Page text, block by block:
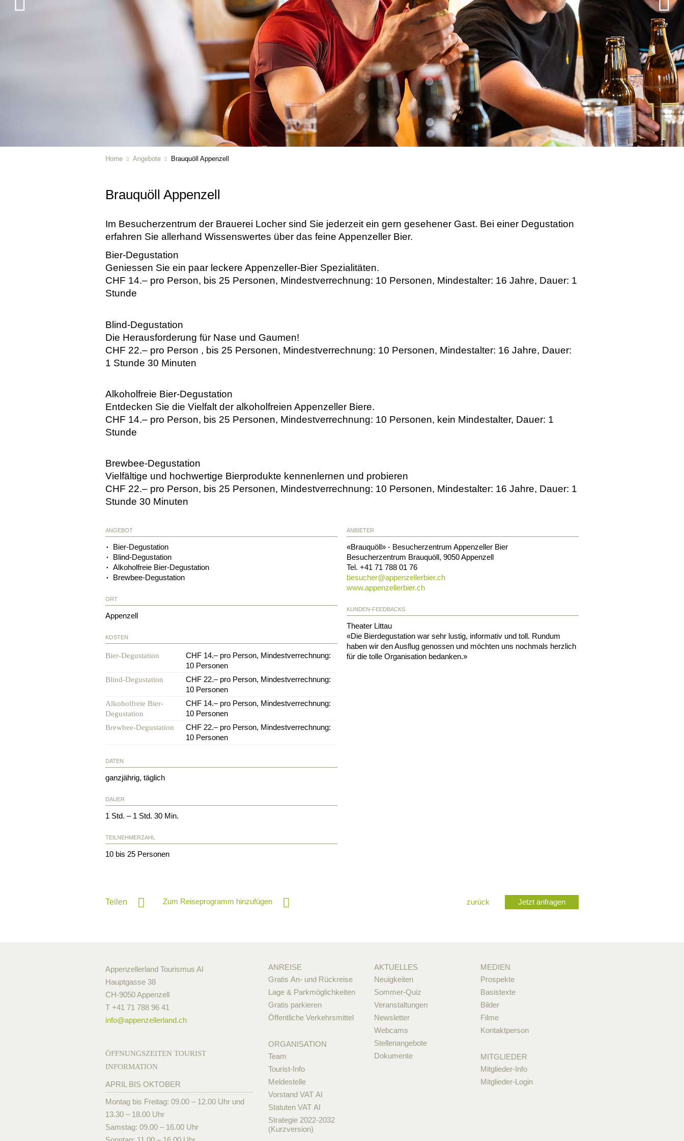
Home Angebote Brauquöll Appenzell
Brauquöll Appenzell
Im Besucherzentrum der Brauerei Locher sind Sie jederzeit ein gern gesehener Gast. Bei einer Degustation
erfahren Sie allerhand Wissenswertes über das feine Appenzeller Bier.
Bier-Degustation
Geniessen Sie ein paar leckere Appenzeller-Bier Spezialitäten.
CHF 14.– pro Person, bis 25 Personen, Mindestverrechnung: 10 Personen, Mindestalter: 16 Jahre, Dauer: 1
Stunde
Blind-Degustation
Die Herausforderung für Nase und Gaumen!
CHF 22.– pro Person , bis 25 Personen, Mindestverrechnung: 10 Personen, Mindestalter: 16 Jahre, Dauer:
1 Stunde 30 Minuten
Alkoholfreie Bier-Degustation
Entdecken Sie die Vielfalt der alkoholfreien Appenzeller Biere.
CHF 14.– pro Person, bis 25 Personen, Mindestverrechnung: 10 Personen, kein Mindestalter, Dauer: 1
Stunde
Brewbee-Degustation
Vielfältige und hochwertige Bierprodukte kennenlernen und probieren
CHF 22.– pro Person, bis 25 Personen, Mindestverrechnung: 10 Personen, Mindestalter: 16 Jahre, Dauer: 1
Stunde 30 Minuten
ANGEBOT
Bier-Degustation
Blind-Degustation
Alkoholfreie Bier-Degustation
Brewbee-Degustation
ORT
Appenzell
KOSTEN
Bier-Degustation
CHF 14.– pro Person, Mindestverrechnung:
10 Personen
Blind-Degustation
CHF 22.– pro Person, Mindestverrechnung:
10 Personen
Alkoholfreie Bier-
Degustation
CHF 14.– pro Person, Mindestverrechnung:
10 Personen
Brewbee-Degustation
CHF 22.– pro Person, Mindestverrechnung:
10 Personen
DATEN
ganzjährig, täglich
DAUER
1 Std. – 1 Std. 30 Min.
TEILNEHMERZAHL
10 bis 25 Personen
ANBIETER
«Brauquöll» - Besucherzentrum Appenzeller Bier
Besucherzentrum Brauquöll,9050Appenzell
Tel.+41 71 788 01 76
besucher@appenzellerbier.ch
www.appenzellerbier.ch
KUNDEN-FEEDBACKS
Theater Littau
«Die Bierdegustation war sehr lustig, informativ und toll. Rundum
haben wir den Ausflug genossen und möchten uns nochmals herzlich
für die tolle Organisation bedanken.»
Teilen Zum Reiseprogramm hinzufügen zurück Jetzt anfragen
Appenzellerland Tourismus AI
Hauptgasse 38
CH-9050 Appenzell
T +41 71 788 96 41
info@appenzellerland.ch
ÖFFNUNGSZEITEN TOURIST
INFORMATION
APRIL BIS OKTOBER
Montag bis Freitag: 09.00 – 12.00 Uhr und
13.30 – 18.00 Uhr
Samstag: 09.00 – 16.00 Uhr
ANREISE
Gratis An- und Rückreise
Lage & Parkmöglichkeiten
Gratis parkieren
Öffentliche Verkehrsmittel
ORGANISATION
Team
Tourist-Info
Meldestelle
Vorstand VAT AI
Statuten VAT AI
Strategie 2022-2032
(Kurzversion)
AKTUELLES
Neuigkeiten
Sommer-Quiz
Veranstaltungen
Newsletter
Webcams
Stellenangebote
Dokumente
MEDIEN
Prospekte
Basistexte
Bilder
Filme
Kontaktperson
MITGLIEDER
Mitglieder-Info
Mitglieder-Login